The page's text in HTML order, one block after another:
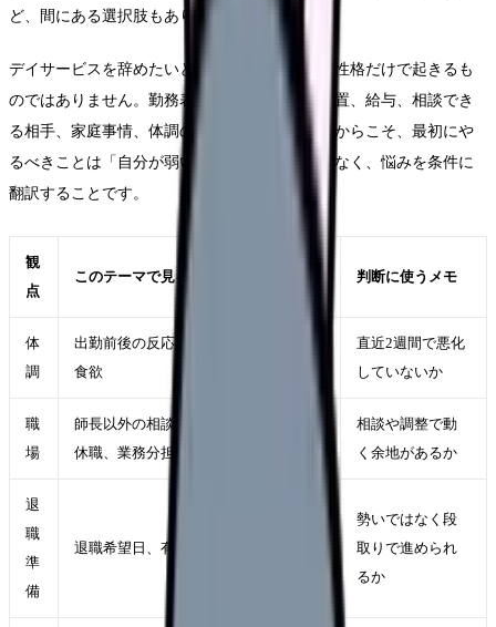
ど、間にある選択肢もあります。
デイサービスを辞めたいという悩みは、本人の性格だけで起きるも
のではありません。勤務表、教育体制、人員配置、給与、相談でき
る相手、家庭事情、体調の波が重なります。だからこそ、最初にや
るべきことは「自分が弱い」と決めることではなく、悩みを条件に
翻訳することです。
観
点
このテーマで見ること 判断に使うメモ
体
調
出勤前後の反応、休日の回復、睡眠・
食欲
直近2週間で悪化
していないか
職
場
師長以外の相談先、異動、勤務調整、
休職、業務分担の見直しが使えるか
相談や調整で動
く余地があるか
退
職
準
備
退職希望日、有休、引き継ぎ、生活費
勢いではなく段
取りで進められ
るか